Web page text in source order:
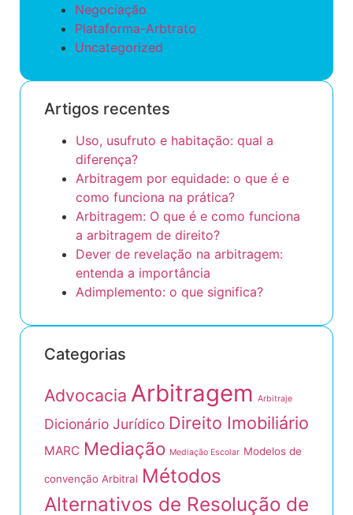
Negociação
Plataforma-Arbtrato
Uncategorized
Artigos recentes
Uso, usufruto e habitação: qual a
diferença?
Arbitragem por equidade: o que é e
como funciona na prática?
Arbitragem: O que é e como funciona
a arbitragem de direito?
Dever de revelação na arbitragem:
entenda a importância
Adimplemento: o que significa?
Categorias
Advocacia Arbitragem Arbitraje
Dicionário Jurídico Direito Imobiliário
MARC Mediação Mediação Escolar Modelos de
convenção Arbitral Métodos
Alternativos de Resolução de